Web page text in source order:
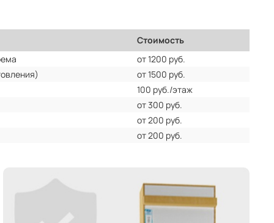
Стоимость
от 1200 руб.
от 1500 руб.
100 руб./этаж
от 300 руб.
от 200 руб.
от 200 руб.